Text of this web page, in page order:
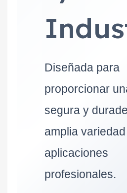
Diseñada para
proporcionar
segura y
amplia
aplicaciones
profesionales.